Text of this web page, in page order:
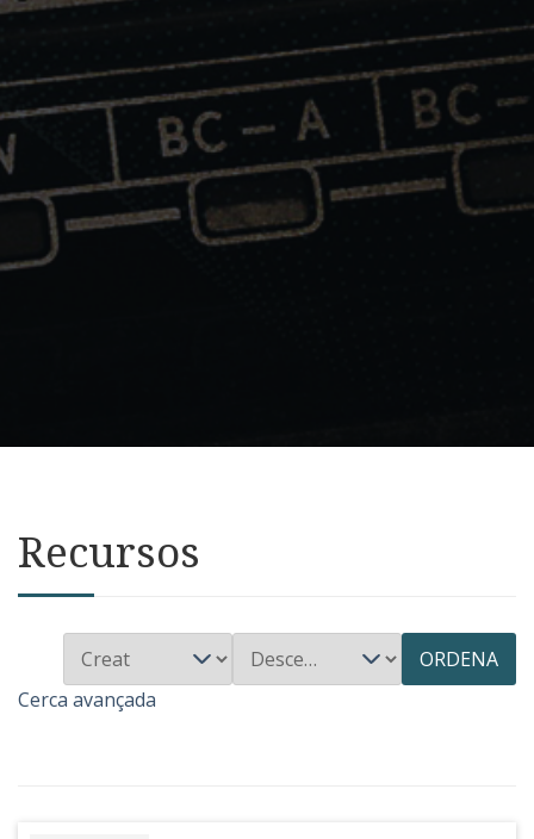
Recursos
ORDENA
Cerca avançada